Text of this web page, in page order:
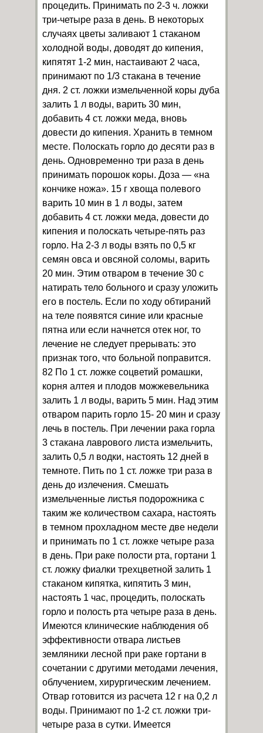
процедить. Принимать по 2-3 ч. ложки
три-четыре раза в день. В некоторых
случаях цветы заливают 1 стаканом
холодной воды, доводят до кипения,
кипятят 1-2 мин, настаивают 2 часа,
принимают по 1/3 стакана в течение
дня. 2 ст. ложки измельченной коры дуба
залить 1 л воды, варить 30 мин,
добавить 4 ст. ложки меда, вновь
довести до кипения. Хранить в темном
месте. Полоскать горло до десяти раз в
день. Одновременно три раза в день
принимать порошок коры. Доза — «на
кончике ножа». 15 г хвоща полевого
варить 10 мин в 1 л воды, затем
добавить 4 ст. ложки меда, довести до
кипения и полоскать четыре-пять раз
горло. На 2-3 л воды взять по 0,5 кг
семян овса и овсяной соломы, варить
20 мин. Этим отваром в течение 30 с
натирать тело больного и сразу уложить
его в постель. Если по ходу обтираний
на теле появятся синие или красные
пятна или если начнется отек ног, то
лечение не следует прерывать: это
признак того, что больной поправится.
82 По 1 ст. ложке соцветий ромашки,
корня алтея и плодов можжевельника
залить 1 л воды, варить 5 мин. Над этим
отваром парить горло 15- 20 мин и сразу
лечь в постель. При лечении рака горла
3 стакана лаврового листа измельчить,
залить 0,5 л водки, настоять 12 дней в
темноте. Пить по 1 ст. ложке три раза в
день до излечения. Смешать
измельченные листья подорожника с
таким же количеством сахара, настоять
в темном прохладном месте две недели
и принимать по 1 ст. ложке четыре раза
в день. При раке полости рта, гортани 1
ст. ложку фиалки трехцветной залить 1
стаканом кипятка, кипятить 3 мин,
настоять 1 час, процедить, полоскать
горло и полость рта четыре раза в день.
Имеются клинические наблюдения об
эффективности отвара листьев
земляники лесной при раке гортани в
сочетании с другими методами лечения,
облучением, хирургическим лечением.
Отвар готовится из расчета 12 г на 0,2 л
воды. Принимают по 1-2 ст. ложки три-
четыре раза в сутки. Имеется